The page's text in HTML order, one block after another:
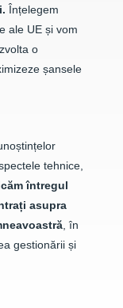
Înțelegem
ale UE și vom
o
șansele
tehnice,
întregul
asupra
, în
gestionării și